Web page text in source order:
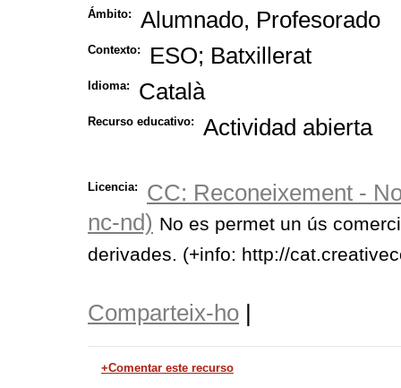
Ámbito: Alumnado, Profesorado
Contexto: ESO; Batxillerat
Idioma: Català
Recurso educativo: Actividad abierta
Licencia:
CC: Reconeixement -
nc-nd) No es permet un ús
derivades. (+info: http://
Comparteix-ho |
+Comentar este recurso